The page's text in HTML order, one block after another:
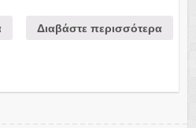
Διαβάστε περισσότερα